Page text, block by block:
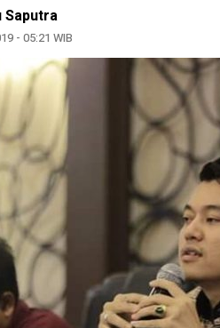
Saputra
- 05:21 WIB